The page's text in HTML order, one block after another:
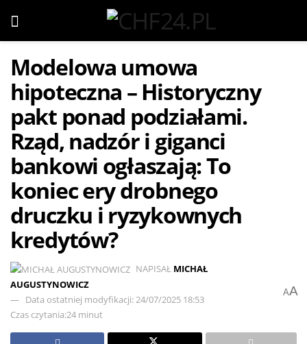
Modelowa umowa
hipoteczna – Historyczny
pakt ponad podziałami.
Rząd, nadzór i giganci
bankowi ogłaszają: To
koniec ery drobnego
druczku i ryzykownych
kredytów?
NAPISAŁ MICHAŁ
AUGUSTYNOWICZ
Data ostatniej modyfikacji: 24/07/2025 18:53
Czas czytania:24 minut
AA